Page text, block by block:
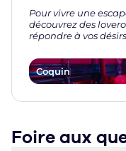
Reims
Grand Est
134€ /nuit
Pour vivre une
découvrez des
répondre à vos
Coquin
Foire aux